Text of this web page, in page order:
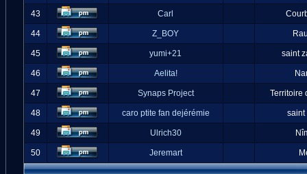
43 Carl
44 Z_BOY
45 yumi+21 saint
46 Aelita!
47 Synaps Project Territoire
48 caro ptite fan dejérémie saint
49 Ulrich30
50 Jeremart